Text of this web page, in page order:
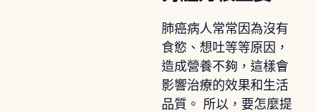
肺癌病人常常因為沒有
食慾、想吐等等原因，
造成營養不夠，這樣會
影響治療的效果和生活
品質。 所以，要怎麼提